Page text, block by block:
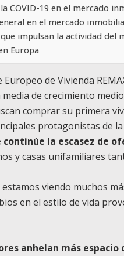
COVID-19 en el mercado
en el mercado
impulsan la actividad del
Europa
de Vivienda
media de crecimiento
comprar su primera
protagonistas de
continúe la escasez de
y casas unifamiliares
viendo muchos
en el estilo de vida
anhelan más